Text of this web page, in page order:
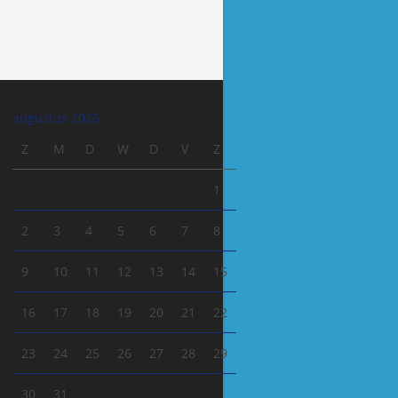
augustus 2026
Z
M D W D V Z
1
2 3 4 5 6 7 8
9 10 11 12 13 14 15
16 17 18 19 20 21 22
23 24 25 26 27 28 29
30 31